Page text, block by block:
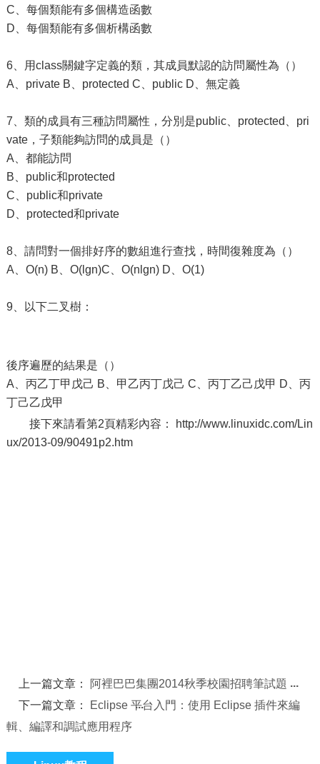
C、每個類能有多個構造函數
D、每個類能有多個析構函數
6、用class關鍵字定義的類，其成員默認的訪問屬性為（）
A、private B、protected C、public D、無定義
7、類的成員有三種訪問屬性，分別是public、protected、pri
vate，子類能夠訪問的成員是（）
A、都能訪問
B、public和protected
C、public和private
D、protected和private
8、請問對一個排好序的數組進行查找，時間復雜度為（）
A、O(n) B、O(lgn)C、O(nlgn) D、O(1)
9、以下二叉樹：
後序遍歷的結果是（）
A、丙乙丁甲戊己 B、甲乙丙丁戊己 C、丙丁乙己戊甲 D、丙
丁己乙戊甲
接下來請看第2頁精彩內容： http://www.linuxidc.com/Lin
ux/2013-09/90491p2.htm
上一篇文章：
阿裡巴巴集團2014秋季校園招聘筆試題
下一篇文章：
Eclipse 平台入門：使用 Eclipse 插件來編
輯、編譯和調試應用程序